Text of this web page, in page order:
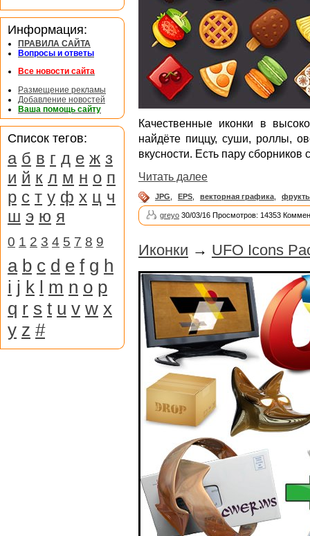
Качественные иконки в
найдёте пиццу, суши, роллы,
вкусности. Есть пару
Читать далее
JPG EPS векторная графика
greyo 30/03/16 Просмотров: 14353
Иконки → UFO Icons
Информация:
ПРАВИЛА САЙТА
Вопросы и ответы
Все новости сайта
Размещение рекламы
Добавление новостей
Ваша помощь сайту
Список тегов:
а б в г д е ж з
и й к л м н о п
р с т у ф х ц ч
ш э ю я
0 1 2 3 4 5 7 8 9
a b c d e f g h
i j k l m n o p
q r s t u v w x
y z #